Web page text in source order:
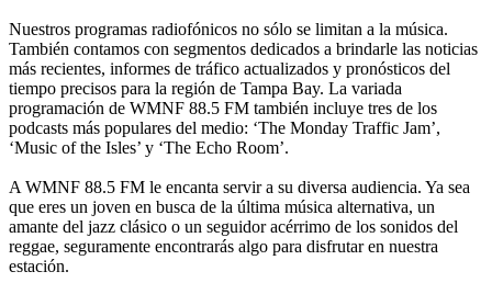
Nuestros programas radiofónicos no sólo se limitan a la música.
También contamos con segmentos dedicados a brindarle las noticias
más recientes, informes de tráfico actualizados y pronósticos del
tiempo precisos para la región de Tampa Bay. La variada
programación de WMNF 88.5 FM también incluye tres de los
podcasts más populares del medio: ‘The Monday Traffic Jam’,
‘Music of the Isles’ y ‘The Echo Room’.
A WMNF 88.5 FM le encanta servir a su diversa audiencia. Ya sea
que eres un joven en busca de la última música alternativa, un
amante del jazz clásico o un seguidor acérrimo de los sonidos del
reggae, seguramente encontrarás algo para disfrutar en nuestra
estación.